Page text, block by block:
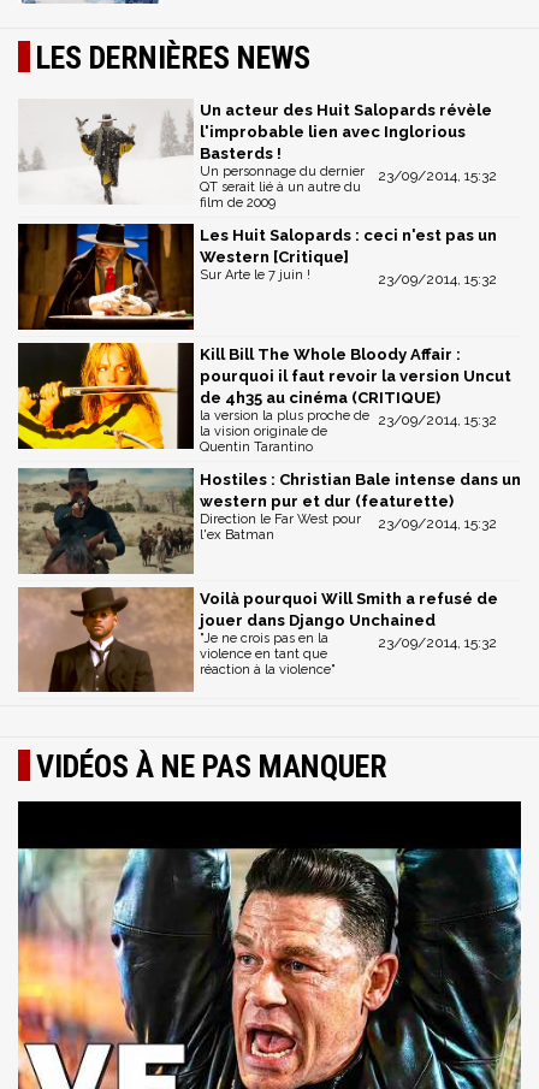
LES DERNIÈRES NEWS
Un acteur des Huit Salopards révèle
l'improbable lien avec Inglorious
Basterds !
23/09/2014, 15:32
Un personnage du dernier
QT serait lié à un autre du
film de 2009
Les Huit Salopards : ceci n'est pas un
Western [Critique]
23/09/2014, 15:32
Sur Arte le 7 juin !
Kill Bill The Whole Bloody Affair :
pourquoi il faut revoir la version Uncut
de 4h35 au cinéma (CRITIQUE)
23/09/2014, 15:32
la version la plus proche de
la vision originale de
Quentin Tarantino
Hostiles : Christian Bale intense dans un
western pur et dur (featurette)
23/09/2014, 15:32
Direction le Far West pour
l'ex Batman
Voilà pourquoi Will Smith a refusé de
jouer dans Django Unchained
23/09/2014, 15:32
"Je ne crois pas en la
violence en tant que
réaction à la violence"
VIDÉOS À NE PAS MANQUER